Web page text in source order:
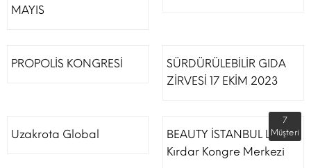
MAYIS
PROPOLİS KONGRESİ
SÜRDÜRÜLEBİLİR GIDA
ZİRVESİ 17 EKİM 2023
Uzakrota Global
BEAUTY İSTANBUL Lütfi
Kırdar Kongre Merkezi
7
Müşteri